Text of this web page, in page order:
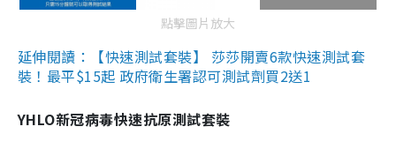
點擊圖片放大
延伸閱讀：【快速測試套裝】 莎莎開賣6款快速測試套
裝！最平$15起 政府衛生署認可測試劑買2送1
YHLO新冠病毒快速抗原測試套裝